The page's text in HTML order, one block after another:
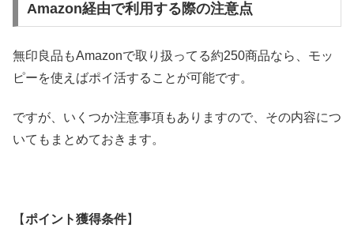
Amazon経由で利用する際の注意点
無印良品もAmazonで取り扱ってる約250商品なら、モッ
ピーを使えばポイ活することが可能です。
ですが、いくつか注意事項もありますので、その内容につ
いてもまとめておきます。
【ポイント獲得条件】